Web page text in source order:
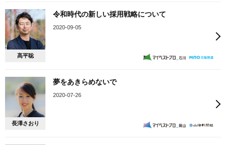
髙平聡
令和時代の新しい採用戦略について
2020-09-05
長澤さおり
夢をあきらめないで
2020-07-26